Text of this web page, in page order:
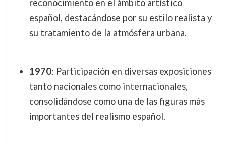
reconocimiento en el ámbito artístico
español, destacándose por su estilo realista y
su tratamiento de la atmósfera urbana.
1970: Participación en diversas exposiciones
tanto nacionales como internacionales,
consolidándose como una de las figuras más
importantes del realismo español.